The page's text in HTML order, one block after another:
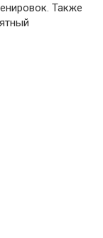
Также